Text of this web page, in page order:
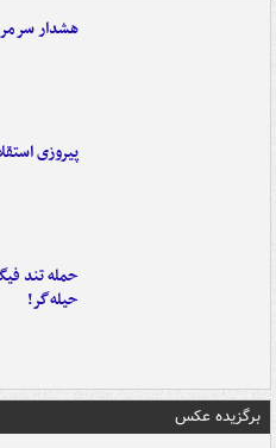
هشدار
پیروزی
حمله تند
حیله‌گر!
برگزیده عکس